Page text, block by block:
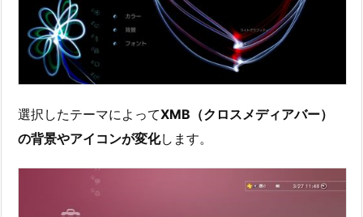
選択したテーマによってXMB（クロスメディアバー）
の背景やアイコンが変化します。